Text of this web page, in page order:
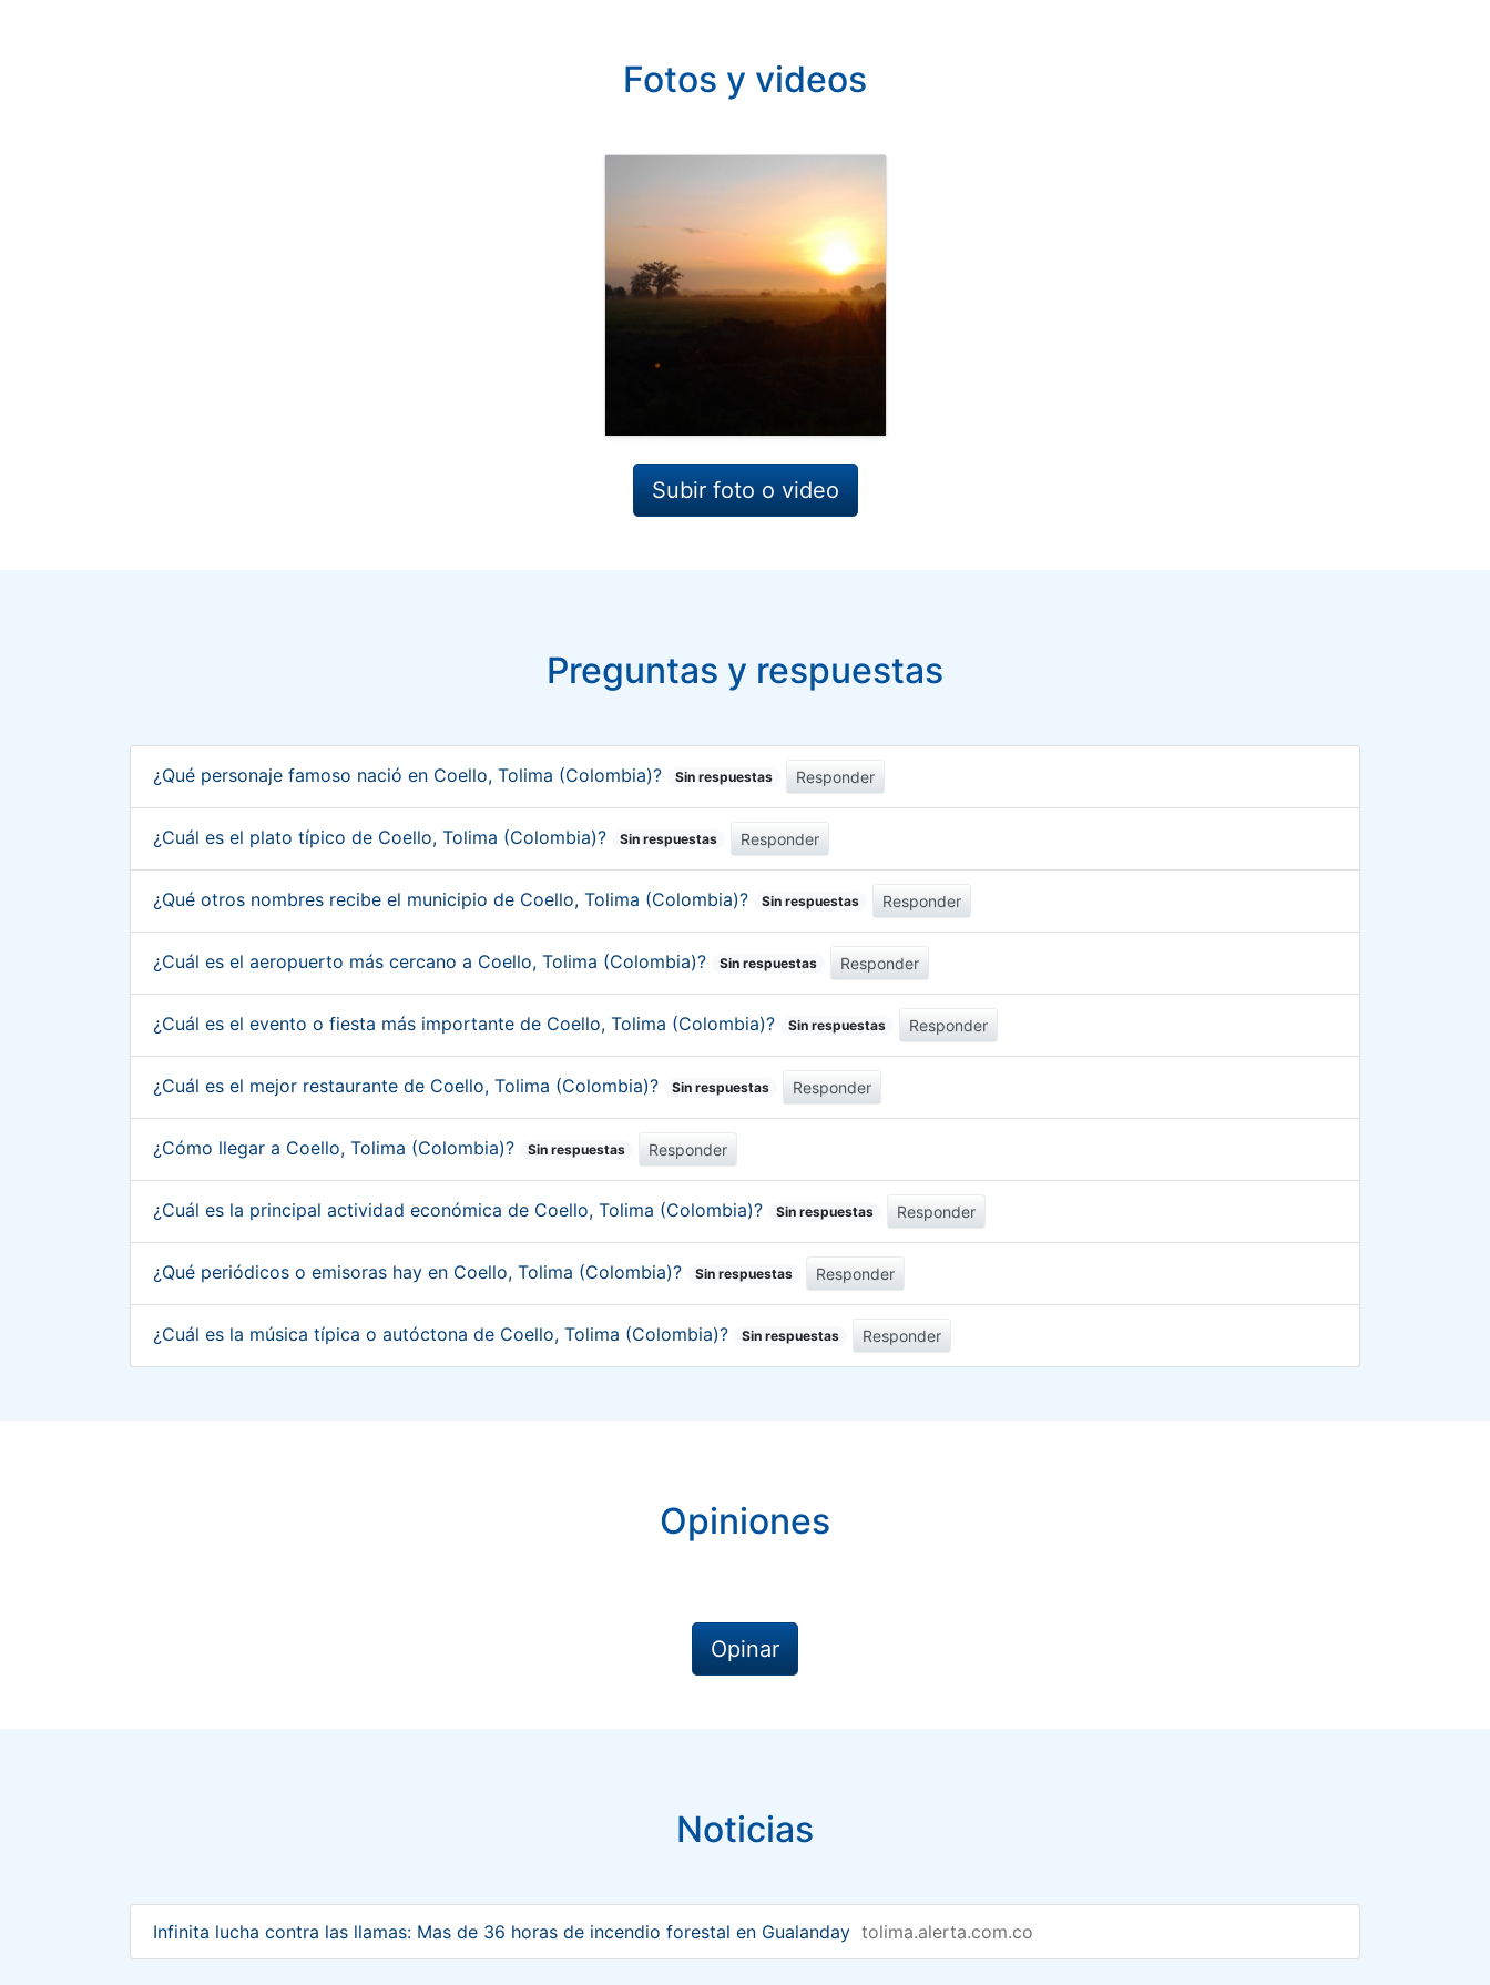
Fotos y videos
Subir foto o video
Preguntas y respuestas
¿Qué personaje famoso nació en Coello, Tolima (Colombia)? Sin respuestas Responder
¿Cuál es el plato típico de Coello, Tolima (Colombia)? Sin respuestas Responder
¿Qué otros nombres recibe el municipio de Coello, Tolima (Colombia)? Sin respuestas Responder
¿Cuál es el aeropuerto más cercano a Coello, Tolima (Colombia)? Sin respuestas Responder
¿Cuál es el evento o fiesta más importante de Coello, Tolima (Colombia)? Sin respuestas Responder
¿Cuál es el mejor restaurante de Coello, Tolima (Colombia)? Sin respuestas Responder
¿Cómo llegar a Coello, Tolima (Colombia)? Sin respuestas Responder
¿Cuál es la principal actividad económica de Coello, Tolima (Colombia)? Sin respuestas Responder
¿Qué periódicos o emisoras hay en Coello, Tolima (Colombia)? Sin respuestas Responder
¿Cuál es la música típica o autóctona de Coello, Tolima (Colombia)? Sin respuestas Responder
Opiniones
Opinar
Noticias
Infinita lucha contra las llamas: Mas de 36 horas de incendio forestal en Gualanday tolima.alerta.com.co